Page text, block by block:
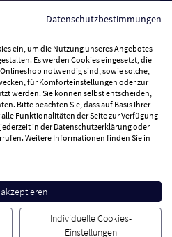
Datenschutzbestimmungen
ein, um die Nutzung unseres Angebotes
Es werden Cookies eingesetzt, die
notwendig sind, sowie solche,
für Komforteinstellungen oder zur
werden. Sie können selbst entscheiden,
Bitte beachten Sie, dass auf Basis Ihrer
Funktionalitäten der Seite zur Verfügung
in der Datenschutzerklärung oder
Weitere Informationen finden Sie in
Individuelle Cookies-
Einstellungen